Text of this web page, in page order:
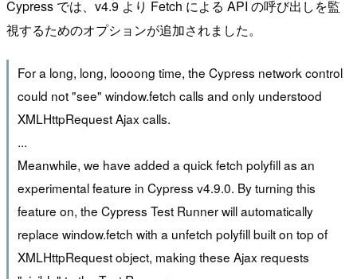
Cypress では、v4.9 より Fetch による API の呼び出しを監
視するためのオプションが追加されました。
For a long, long, loooong time, the Cypress network control
could not "see" window.fetch calls and only understood
XMLHttpRequest Ajax calls.
...
Meanwhile, we have added a quick fetch polyfill as an
experimental feature in Cypress v4.9.0. By turning this
feature on, the Cypress Test Runner will automatically
replace window.fetch with a unfetch polyfill built on top of
XMLHttpRequest object, making these Ajax requests